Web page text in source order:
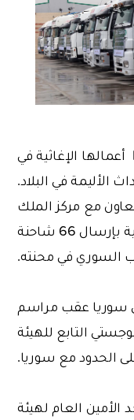
تواصل هيئة الإغاثة الإنسانية IHH أعمالها الإغاثية في
الأليمة في البلاد.
مع مركز الملك
سلمان للإغاثة والأعمال الإنسانية بإرسال 66 شاحنة
السوري في محنته.
سوريا عقب مراسم
التابع للهيئة
الحدود مع سوريا.
الأمين العام لهيئة